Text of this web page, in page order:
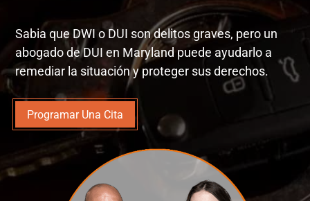
Sabia que DWI o DUI son delitos graves, pero un
abogado de DUI en Maryland puede ayudarlo a
remediar la situación y proteger sus derechos.
Programar Una Cita